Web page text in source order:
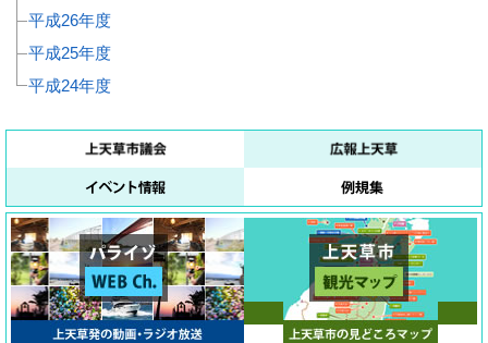
平成26年度
平成25年度
平成24年度